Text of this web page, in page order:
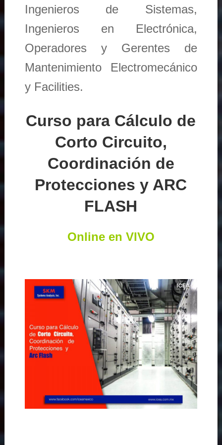
Ingenieros de Sistemas,
Ingenieros en Electrónica,
Operadores y Gerentes de
Mantenimiento Electromecánico
y Facilities.
Curso para Cálculo de
Corto Circuito,
Coordinación de
Protecciones y ARC
FLASH
Online en VIVO